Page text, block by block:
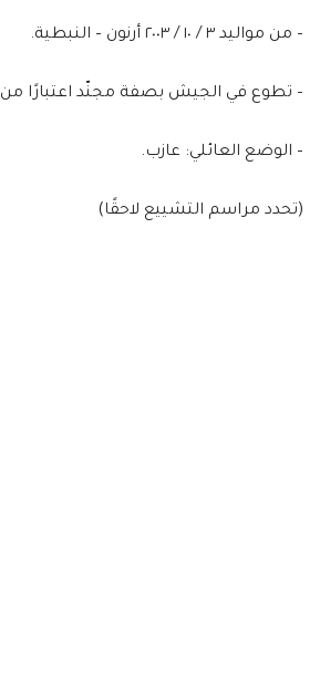
– من مواليد ٣ / ١٠ / ٢٠٠٣ أرنون – النبطية.
– تطوع في الجيش بصفة مجنّد اعتبارًا من ٣ / ٧ / ٢٠٢٢.
– الوضع العائلي: عازب.
(تحدد مراسم التشييع لاحقًا)